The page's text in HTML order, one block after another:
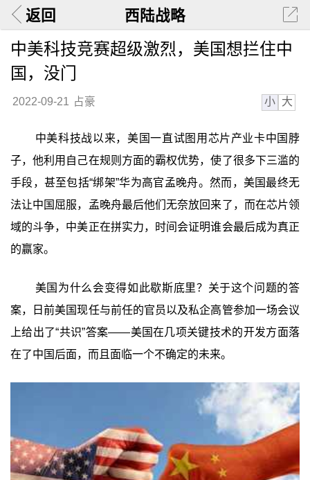
返回 西陆战略
中美科技竞赛超级激烈，美国想拦住中
国，没门
2022-09-21 占豪 小 大
中美科技战以来，美国一直试图用芯片产业卡中国脖
子，他利用自己在规则方面的霸权优势，使了很多下三滥的
手段，甚至包括“绑架”华为高官孟晚舟。然而，美国最终无
法让中国屈服，孟晚舟最后他们无奈放回来了，而在芯片领
域的斗争，中美正在拼实力，时间会证明谁会最后成为真正
的赢家。
美国为什么会变得如此歇斯底里？关于这个问题的答
案，日前美国现任与前任的官员以及私企高管参加一场会议
上给出了“共识”答案——美国在几项关键技术的开发方面落
在了中国后面，而且面临一个不确定的未来。